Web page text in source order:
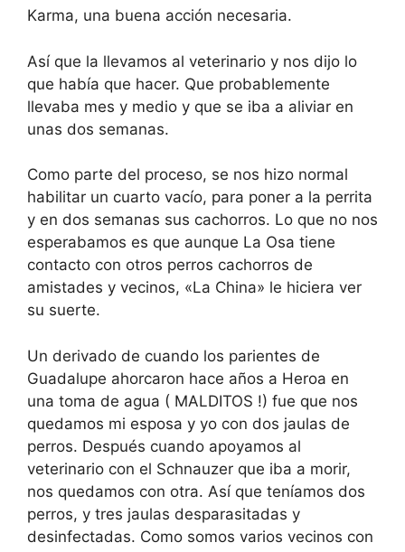
Karma, una buena acción necesaria.
Así que la llevamos al veterinario y nos dijo lo
que había que hacer. Que probablemente
llevaba mes y medio y que se iba a aliviar en
unas dos semanas.
Como parte del proceso, se nos hizo normal
habilitar un cuarto vacío, para poner a la perrita
y en dos semanas sus cachorros. Lo que no nos
esperabamos es que aunque La Osa tiene
contacto con otros perros cachorros de
amistades y vecinos, «La China» le hiciera ver
su suerte.
Un derivado de cuando los parientes de
Guadalupe ahorcaron hace años a Heroa en
una toma de agua ( MALDITOS !) fue que nos
quedamos mi esposa y yo con dos jaulas de
perros. Después cuando apoyamos al
veterinario con el Schnauzer que iba a morir,
nos quedamos con otra. Así que teníamos dos
perros, y tres jaulas desparasitadas y
desinfectadas. Como somos varios vecinos con